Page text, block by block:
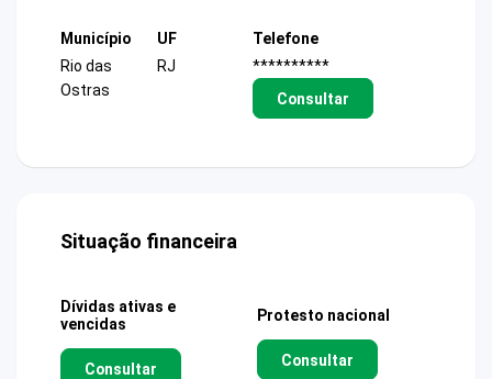
Município
Rio das
Ostras
UF
RJ
Telefone
**********
Consultar
Situação financeira
Dívidas ativas e
vencidas
Consultar
Protesto nacional
Consultar